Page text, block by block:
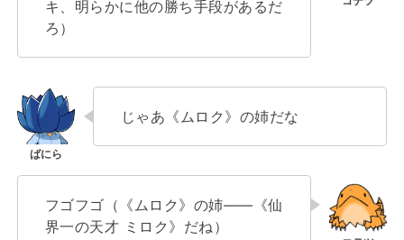
キ、明らかに他の勝ち手段があるだ
ろ）
じゃあ《ムロク》の姉だな
フゴフゴ（《ムロク》の姉――《仙
界一の天才 ミロク》だね）